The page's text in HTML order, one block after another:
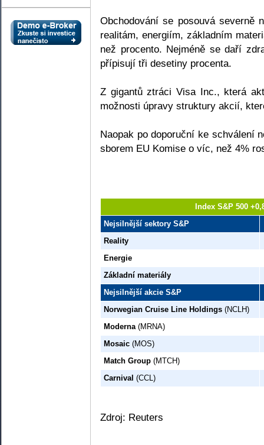
Obchodování se posouvá severně
realitám, energiím, základním
než procento. Nejméně se daří
přípisují tři desetiny procenta.
Z gigantů ztráci Visa Inc., která
možnosti úpravy struktury akcií,
Naopak po doporuční ke schválení
sborem EU Komise o víc, než 4%
Index S&P 500
Nejsilnější sektory S&P
Reality
Energie
Základní materiály
Nejsilnější akcie S&P
Norwegian Cruise Line Holdings (NCLH)
Moderna(MRNA)
Mosaic (MOS)
Match Group (MTCH)
Carnival (CCL)
Zdroj: Reuters